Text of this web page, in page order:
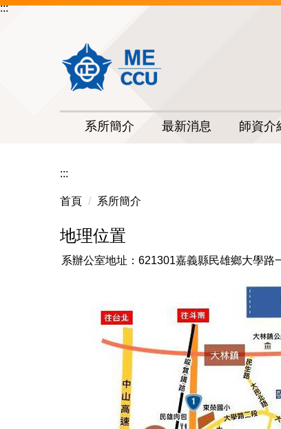
跳
:::
系所簡介 最新消息 師資介
:::
首頁 系所簡介
地理位置
系辦公室地址：621301嘉義縣民雄鄉大學